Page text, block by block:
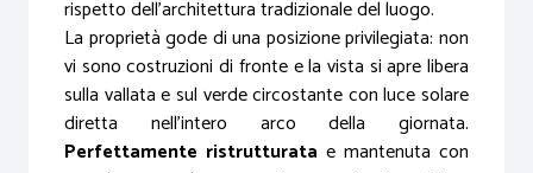
rispetto dell’architettura tradizionale del luogo.
La proprietà gode di una posizione privilegiata: non
vi sono costruzioni di fronte e la vista si apre libera
sulla vallata e sul verde circostante con luce solare
diretta nell’intero arco della giornata.
Perfettamente ristrutturata e mantenuta con